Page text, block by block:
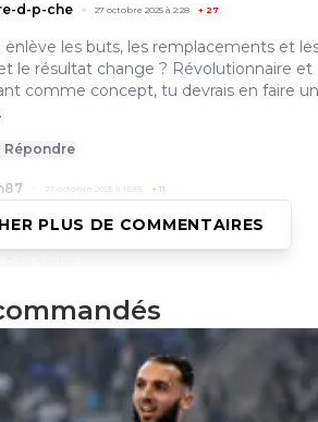
d-p-che 27 octobre 2025 à 2:28 + 27
enlève les buts, les remplacements et
le résultat change ? Révolutionnaire et
comme concept, tu devrais en faire un
Répondre
27 octobre 2025 à 16:55 + 11
bien plus avec sa blessure
27
toi t'es vraiment le plus gros tocard du
😂
Répondre
PLUS DE COMMENTAIRES